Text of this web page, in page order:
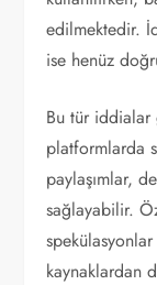
edilmektedir.
ise henüz
Bu tür iddialar
platformlarda
paylaşımlar,
sağlayabilir.
kaynaklardan